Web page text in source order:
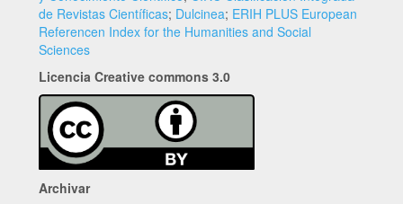
de Revistas Científicas; Dulcinea; ERIH PLUS European
Referencen Index for the Humanities and Social
Sciences
Licencia Creative commons 3.0
Archivar